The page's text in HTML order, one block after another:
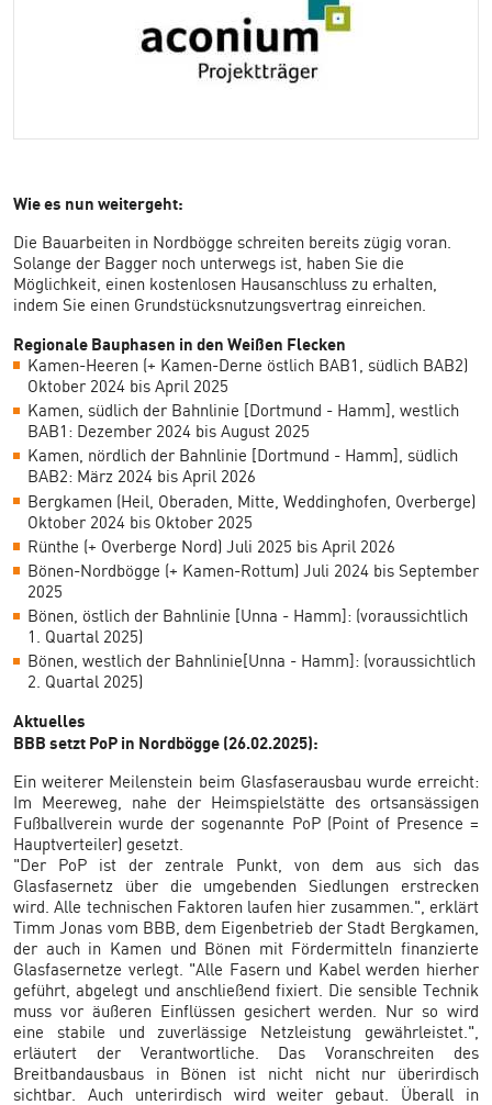
Wie es nun weitergeht:
Die Bauarbeiten in Nordbögge schreiten bereits zügig voran.
Solange der Bagger noch unterwegs ist, haben Sie die
Möglichkeit, einen kostenlosen Hausanschluss zu erhalten,
indem Sie einen Grundstücksnutzungsvertrag einreichen.
Regionale Bauphasen in den Weißen Flecken
Kamen-Heeren (+ Kamen-Derne östlich BAB1, südlich BAB2)
Oktober 2024 bis April 2025
Kamen, südlich der Bahnlinie [Dortmund - Hamm], westlich
BAB1: Dezember 2024 bis August 2025
Kamen, nördlich der Bahnlinie [Dortmund - Hamm], südlich
BAB2: März 2024 bis April 2026
Bergkamen (Heil, Oberaden, Mitte, Weddinghofen, Overberge)
Oktober 2024 bis Oktober 2025
Rünthe (+ Overberge Nord) Juli 2025 bis April 2026
Bönen-Nordbögge (+ Kamen-Rottum) Juli 2024 bis September
2025
Bönen, östlich der Bahnlinie [Unna - Hamm]: (voraussichtlich
1. Quartal 2025)
Bönen, westlich der Bahnlinie[Unna - Hamm]: (voraussichtlich
2. Quartal 2025)
Aktuelles
BBB setzt PoP in Nordbögge (26.02.2025):
Ein weiterer Meilenstein beim Glasfaserausbau wurde erreicht:
Im Meereweg, nahe der Heimspielstätte des ortsansässigen
Fußballverein wurde der sogenannte PoP (Point of Presence =
Hauptverteiler) gesetzt.
"Der PoP ist der zentrale Punkt, von dem aus sich das
Glasfasernetz über die umgebenden Siedlungen erstrecken
wird. Alle technischen Faktoren laufen hier zusammen.", erklärt
Timm Jonas vom BBB, dem Eigenbetrieb der Stadt Bergkamen,
der auch in Kamen und Bönen mit Fördermitteln finanzierte
Glasfasernetze verlegt. "Alle Fasern und Kabel werden hierher
geführt, abgelegt und anschließend fixiert. Die sensible Technik
muss vor äußeren Einflüssen gesichert werden. Nur so wird
eine stabile und zuverlässige Netzleistung gewährleistet.",
erläutert der Verantwortliche. Das Voranschreiten des
Breitbandausbaus in Bönen ist nicht nicht nur überirdisch
sichtbar. Auch unterirdisch wird weiter gebaut. Überall in